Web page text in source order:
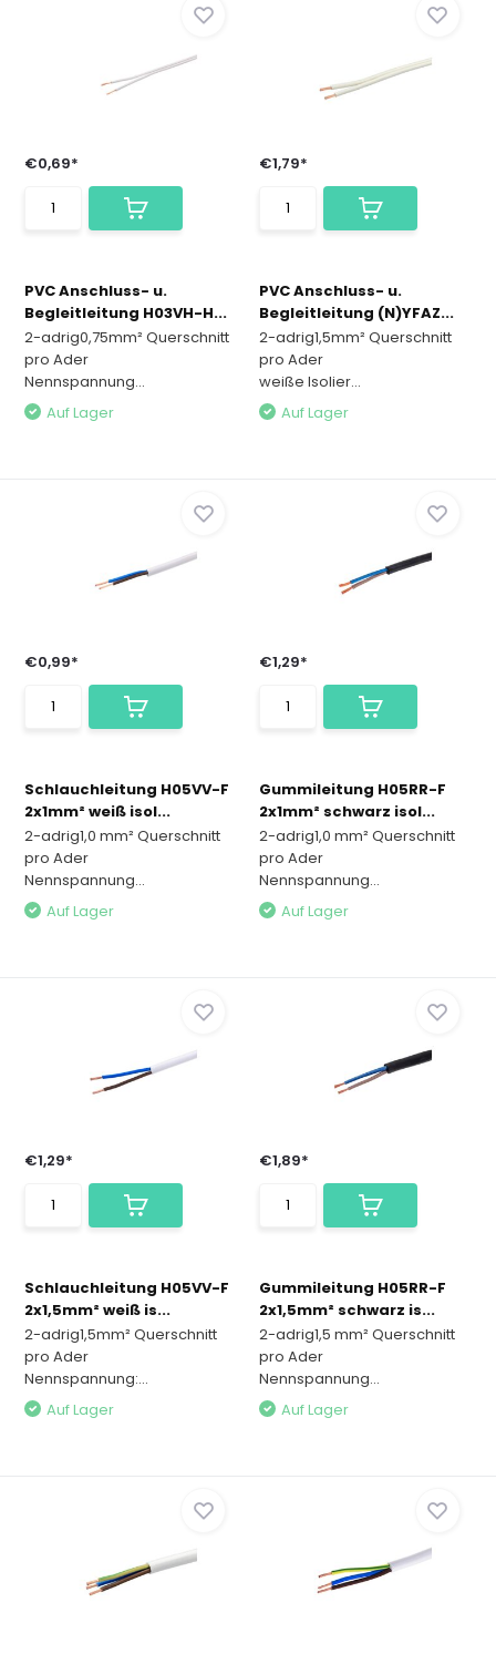
€0,69*
PVC Anschluss- u.
Begleitleitung H03VH-H...
2-adrig0,75mm² Querschnitt
pro Ader
Nennspannung...
Auf Lager
€1,79*
PVC Anschluss- u.
Begleitleitung (N)YFAZ...
2-adrig1,5mm² Querschnitt
pro Ader
weiße Isolier...
Auf Lager
€0,99*
Schlauchleitung H05VV-F
2x1mm² weiß isol...
2-adrig1,0 mm² Querschnitt
pro Ader
Nennspannung...
Auf Lager
€1,29*
Gummileitung H05RR-F
2x1mm² schwarz isol...
2-adrig1,0 mm² Querschnitt
pro Ader
Nennspannung...
Auf Lager
€1,29*
Schlauchleitung H05VV-F
2x1,5mm² weiß is...
2-adrig1,5mm² Querschnitt
pro Ader
Nennspannung:...
Auf Lager
€1,89*
Gummileitung H05RR-F
2x1,5mm² schwarz is...
2-adrig1,5 mm² Querschnitt
pro Ader
Nennspannung...
Auf Lager